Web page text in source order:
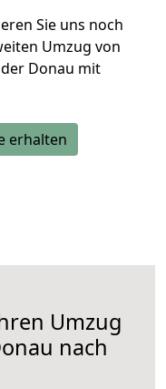
Sie uns noch
Umzug von
Donau mit
erhalten
Umzug
nach